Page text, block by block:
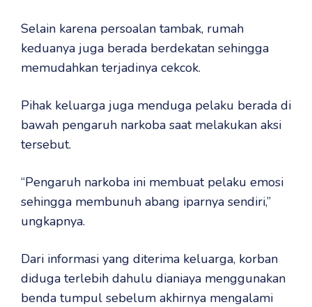
Selain karena persoalan tambak, rumah
keduanya juga berada berdekatan sehingga
memudahkan terjadinya cekcok.
Pihak keluarga juga menduga pelaku berada di
bawah pengaruh narkoba saat melakukan aksi
tersebut.
“Pengaruh narkoba ini membuat pelaku emosi
sehingga membunuh abang iparnya sendiri,”
ungkapnya.
Dari informasi yang diterima keluarga, korban
diduga terlebih dahulu dianiaya menggunakan
benda tumpul sebelum akhirnya mengalami